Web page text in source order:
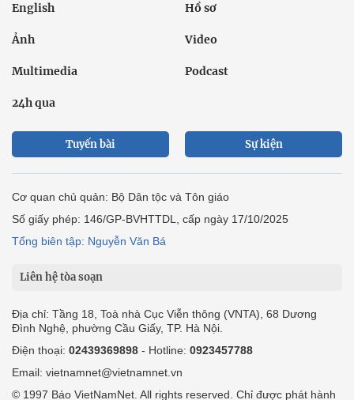
English Hồ sơ
Ảnh Video
Multimedia Podcast
24h qua
Tuyến bài Sự kiện
Cơ quan chủ quản: Bộ Dân tộc và Tôn giáo
Số giấy phép: 146/GP-BVHTTDL, cấp ngày 17/10/2025
Tổng biên tập: Nguyễn Văn Bá
Liên hệ tòa soạn
Địa chỉ: Tầng 18, Toà nhà Cục Viễn thông (VNTA), 68 Dương
Đình Nghệ, phường Cầu Giấy, TP. Hà Nội.
Điện thoại: 02439369898 - Hotline: 0923457788
Email: vietnamnet@vietnamnet.vn
© 1997 Báo VietNamNet. All rights reserved. Chỉ được phát hành